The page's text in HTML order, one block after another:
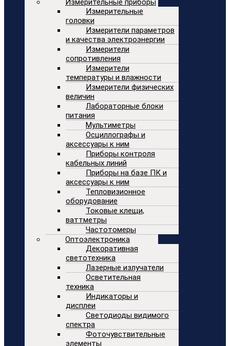
Измерительные приборы
Измерительные
головки
Измерители параметров
и качества электроэнергии
Измерители
сопротивления
Измерители
температуры и влажности
Измерители физических
величин
Лабораторные блоки
питания
Мультиметры
Осциллографы и
аксессуары к ним
Приборы контроля
кабельных линий
Приборы на базе ПК и
аксессуары к ним
Тепловизионное
оборудование
Токовые клещи,
ваттметры
Частотомеры
Оптоэлектроника
Декоративная
светотехника
Лазерные излучатели
Осветительная
техника
Индикаторы и
дисплеи
Светодиоды видимого
спектра
Фоточувствительные
элементы